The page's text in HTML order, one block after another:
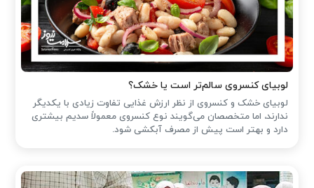
لوبیای کنسروی سالم‌تر است یا خشک؟
لوبیای خشک و کنسروی از نظر ارزش غذایی تفاوت زیادی با یکدیگر
ندارند، اما متخصصان می‌گویند نوع کنسروی معمولاً سدیم بیشتری
دارد و بهتر است پیش از مصرف آبکشی شود.